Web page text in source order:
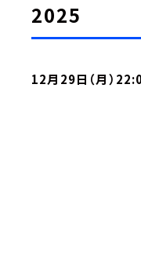
2025
12月29日（月）